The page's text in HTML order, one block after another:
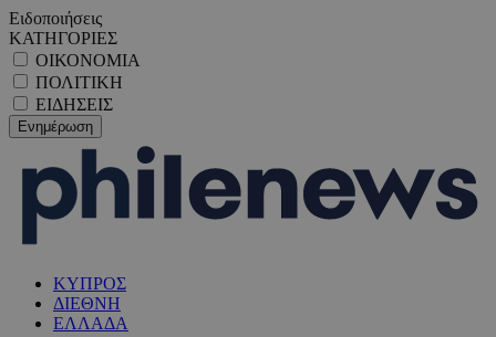
Ειδοποιήσεις
ΚΑΤΗΓΟΡΙΕΣ
ΟΙΚΟΝΟΜΙΑ
ΠΟΛΙΤΙΚΗ
ΕΙΔΗΣΕΙΣ
ΚΥΠΡΟΣ
ΔΙΕΘΝΗ
ΕΛΛΑΔΑ